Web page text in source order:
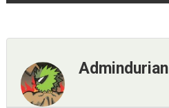
Admindurian